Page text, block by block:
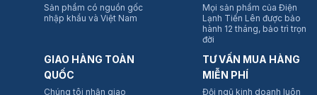
Sản phẩm có nguồn gốc
nhập khẩu và Việt Nam
Mọi sản phẩm của Điện
Lạnh Tiến Lên được bảo
hành 12 tháng, bảo trì trọn
đời
GIAO HÀNG TOÀN
QUỐC
Chúng tôi nhận giao
TƯ VẤN MUA HÀNG
MIỄN PHÍ
Đội ngũ kinh doanh luôn